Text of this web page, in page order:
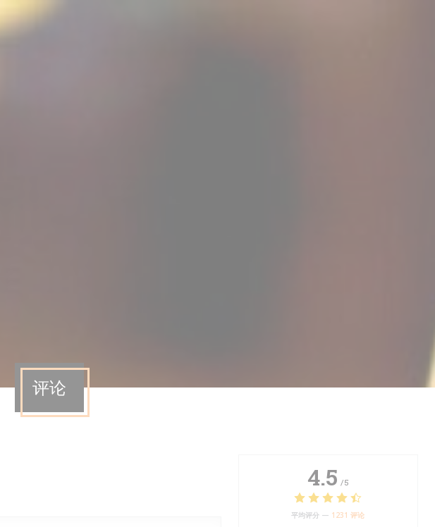
评论
4.5 /5
平均评分 — 1231 评论